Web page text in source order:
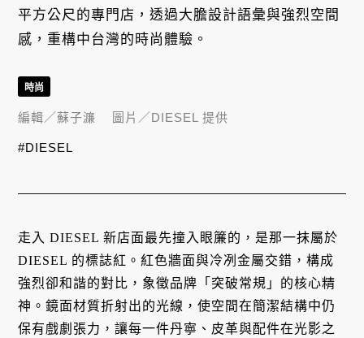
平方公尺的專門店，透過大膽設計語彙與強烈空間
感，重構中台灣的時尚體驗。
走入 DIESEL 新店面最先撞入眼簾的，是那一抹屬於
DIESEL 的標誌紅。紅色牆面與冷冽金屬交錯，構成
強烈卻和諧的對比，象徵品牌「突破常規」的核心精
神。鏡面材質折射出的光線，使空間在簡潔結構中仍
保有戲劇張力，讓每一件丹寧、皮革與配件在光影之
時尚
編輯／蘇子濂 圖片／DIESEL 提供
#DIESEL